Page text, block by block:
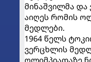
მინაშვილმა
აიღეს რომის
მედლები.
1964 წელს
ვერცხლის
ოლიმპიადაზე